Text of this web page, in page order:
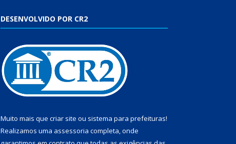
DESENVOLVIDO POR CR2
Muito mais que criar site ou sistema para prefeituras!
Realizamos uma assessoria completa, onde